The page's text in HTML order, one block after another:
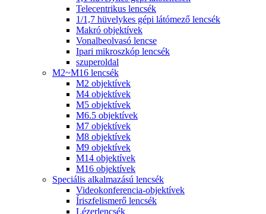
Telecentrikus lencsék
1/1,7 hüvelykes gépi látómező lencsék
Makró objektívek
Vonalbeolvasó lencse
Ipari mikroszkóp lencsék
szuperoldal
M2~M16 lencsék
M2 objektívek
M4 objektívek
M5 objektívek
M6.5 objektívek
M7 objektívek
M8 objektívek
M9 objektívek
M14 objektívek
M16 objektívek
Speciális alkalmazású lencsék
Videokonferencia-objektívek
Íriszfelismerő lencsék
Lézerlencsék